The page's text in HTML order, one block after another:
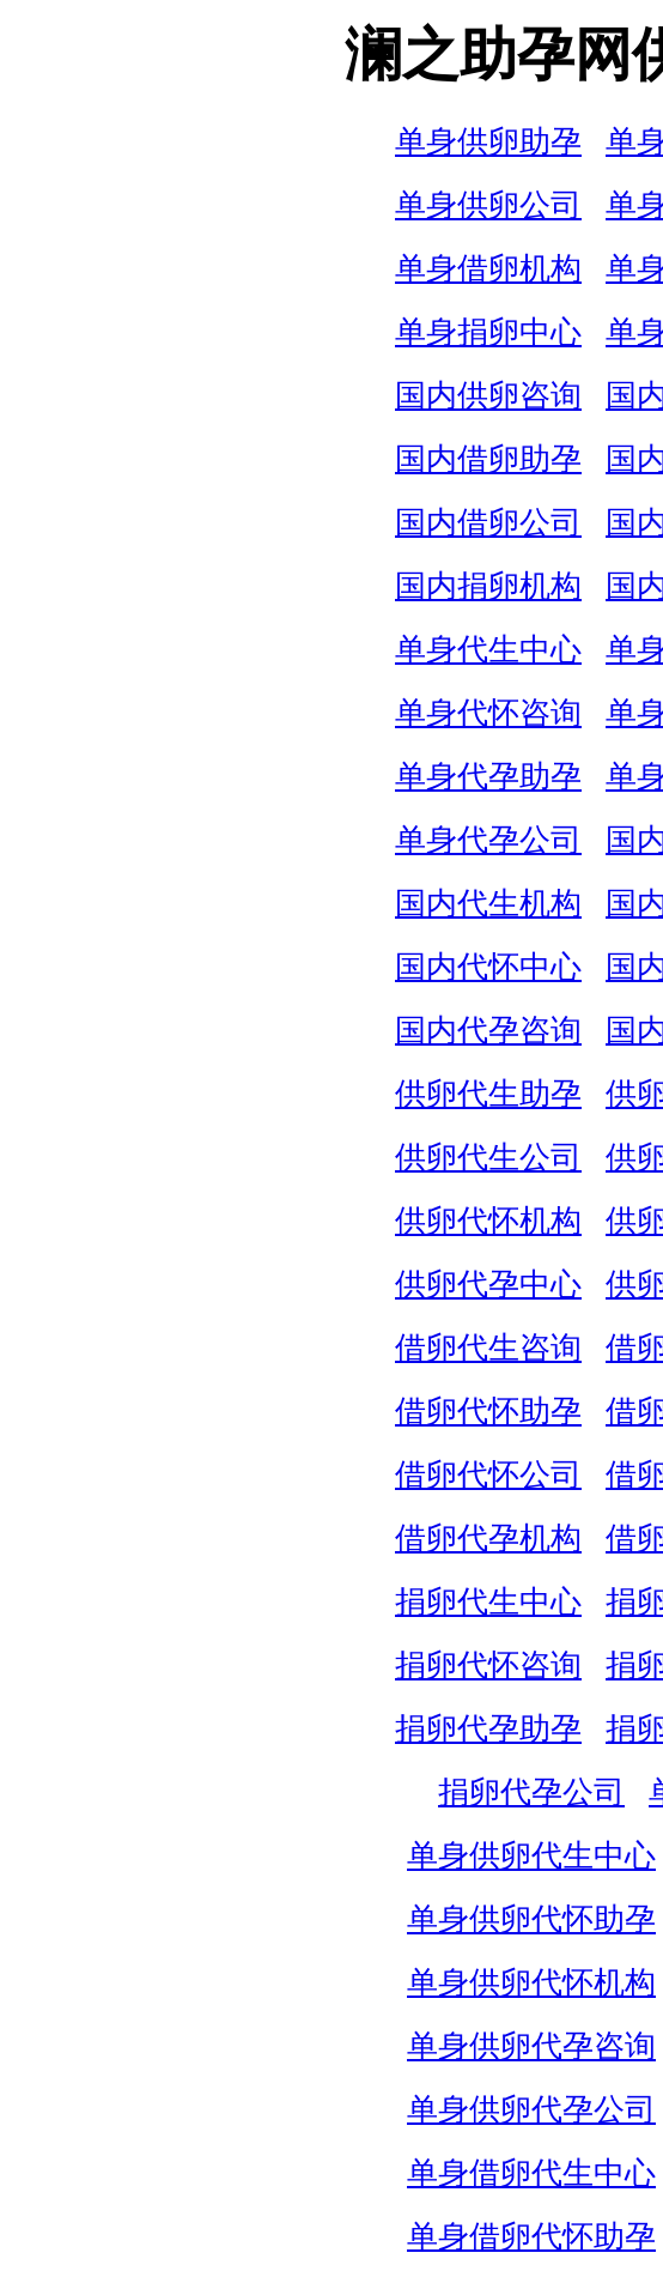
澜之助孕网
单身供卵助孕 单
单身供卵公司
单
单身借卵机构
单
单身捐卵中心
单
国内供卵咨询
国
国内借卵助孕
国
国内借卵公司
国
国内捐卵机构
国
单身代生中心
单
单身代怀咨询
单
单身代孕助孕
单
单身代孕公司
国
国内代生机构
国
国内代怀中心
国
国内代孕咨询
国
供卵代生助孕
供
供卵代生公司
供
供卵代怀机构
供
供卵代孕中心
供
借卵代生咨询
借
借卵代怀助孕
借
借卵代怀公司
借
借卵代孕机构
借
捐卵代生中心
捐
捐卵代怀咨询
捐
捐卵代孕助孕
捐
捐卵代孕公司
单身供卵代生中心
单身供卵代怀助孕
单身供卵代怀机构
单身供卵代孕咨询
单身供卵代孕公司
单身借卵代生中心
单身借卵代怀助孕